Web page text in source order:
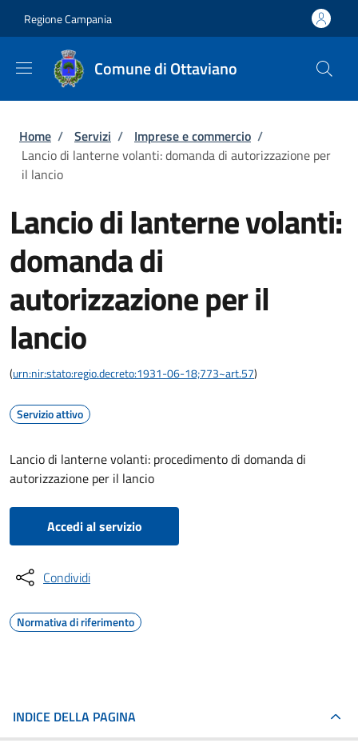
Regione Campania
Comune di Ottaviano
Briciole di pane
Home / Servizi / Imprese e commercio /
Lancio di lanterne volanti: domanda di autorizzazione per
il lancio
Lancio di lanterne volanti:
domanda di
autorizzazione per il
lancio
(urn:nir:stato:regio.decreto:1931-06-18;773~art.57)
Servizio attivo
Lancio di lanterne volanti: procedimento di domanda di
autorizzazione per il lancio
Accedi al servizio
Condividi
Normativa di riferimento
INDICE DELLA PAGINA